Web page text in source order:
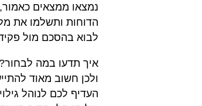
נמצאו ממצאים
הדוחות ותשלמו את
לבוא בהסכם מול
איך תדעו במה
ולכן חשוב מאוד
העדיף לכם לנוהל